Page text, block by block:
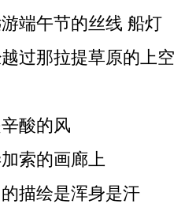
端午节的丝线 船灯
过那拉提草原的上空
酸的风
索的画廊上
描绘是浑身是汗